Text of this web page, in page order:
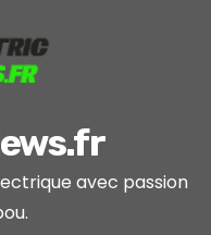
avec passion